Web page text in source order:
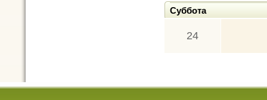
Суббота
24